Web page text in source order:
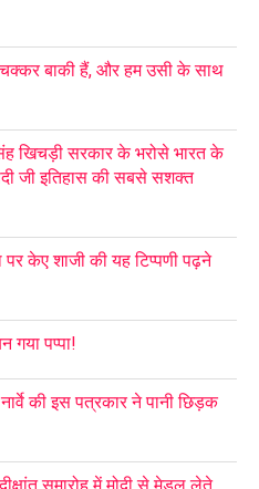
चक्कर बाकी हैं, और हम उसी के साथ
खिचड़ी सरकार के भरोसे भारत के
जी इतिहास की सबसे सशक्त
केए शाजी की यह टिप्पणी पढ़ने
गया पप्पा!
की इस पत्रकार ने पानी छिड़क